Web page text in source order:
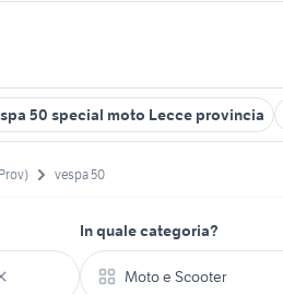
50 special moto Lecce provincia
vespa 50
In quale categoria?
Moto e Scooter